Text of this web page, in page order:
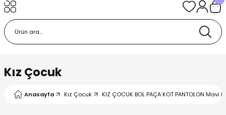
Kız Çocuk
Anasayfa Kız Çocuk KIZ ÇOCUK BOL PAÇA KOT PANTOLON Mavi
Bere ve Eldiven
Ürünleri